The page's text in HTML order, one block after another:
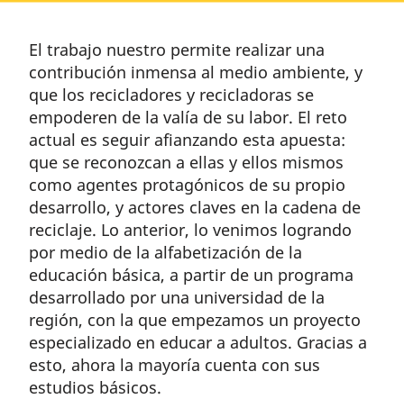
El trabajo nuestro permite realizar una
contribución inmensa al medio ambiente, y
que los recicladores y recicladoras se
empoderen de la valía de su labor. El reto
actual es seguir afianzando esta apuesta:
que se reconozcan a ellas y ellos mismos
como agentes protagónicos de su propio
desarrollo, y actores claves en la cadena de
reciclaje. Lo anterior, lo venimos logrando
por medio de la alfabetización de la
educación básica, a partir de un programa
desarrollado por una universidad de la
región, con la que empezamos un proyecto
especializado en educar a adultos. Gracias a
esto, ahora la mayoría cuenta con sus
estudios básicos.